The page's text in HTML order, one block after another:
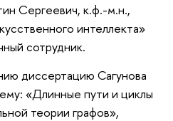
Сергеевич, к.ф.-м.н.,
интеллекта»
сотрудник.
диссертацию Сагунова
«Длинные пути и циклы
теории графов»,